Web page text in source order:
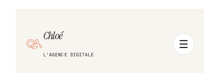
Chloé
L'AGENCE DIGITALE